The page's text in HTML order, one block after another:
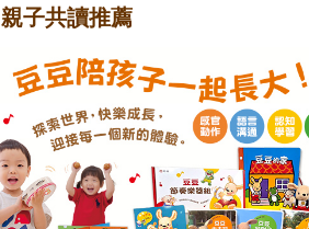
親子共讀推薦